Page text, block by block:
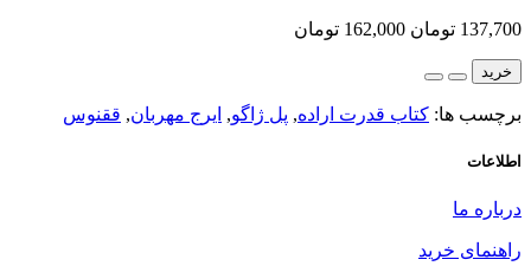
137,700 تومان 162,000 تومان
خرید
برچسب ها: کتاب قدرت اراده, پل ژاگو, ایرج مهربان, ققنوس
اطلاعات
درباره ما
راهنمای خرید